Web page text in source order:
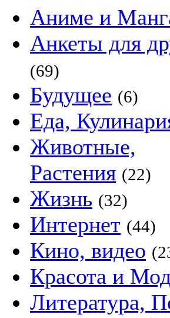
Аниме и
Анкеты для
(69)
Будущее (6)
Еда,
Животные,
Растения (22)
Жизнь (32)
Интернет (44)
Кино, видео
Красота и
Литература,